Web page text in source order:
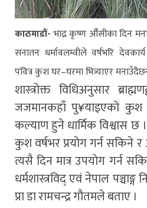
काठमाडौं-भाद्र कृष्ण औँसीका दिन
सनातन धर्मावलम्वीले वर्षभरि
पवित्र कुश घर–घरमा भित्र्याएर
शास्त्रोक्त विधिअनुसार
जजमानकहाँ पु¥याइएको कुश
कल्याण हुने धार्मिक विश्वास
कुश वर्षभर प्रयोग गर्न
त्यसै दिन मात्र उपयोग गर्न
धर्मशास्त्रविद् एवं नेपाल
प्रा डा रामचन्द्र गौतमले बताए ।